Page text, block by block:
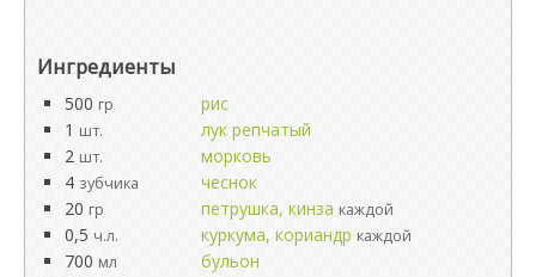
Ингредиенты
500 гр
рис
1 шт.
лук репчатый
2 шт.
морковь
4 зубчика
чеснок
20 гр петрушка, кинза каждой
0,5 ч.л. куркума, кориандр каждой
700 мл
бульон